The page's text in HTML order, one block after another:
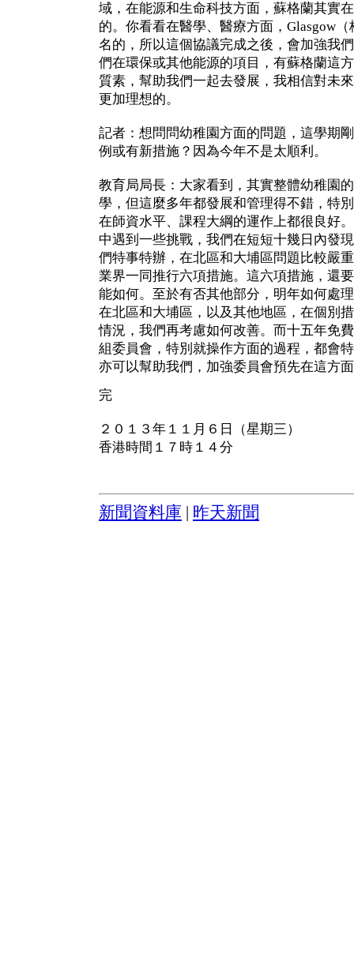
域，在能源和生命科技方面，蘇格蘭其實
的。你看看在醫學、醫療方面，Glasgow
名的，所以這個協議完成之後，會加強我
們在環保或其他能源的項目，有蘇格蘭這
質素，幫助我們一起去發展，我相信對未
更加理想的。
記者：想問問幼稚園方面的問題，這學期
例或有新措施？因為今年不是太順利。
教育局局長：大家看到，其實整體幼稚園
學，但這麼多年都發展和管理得不錯，特
在師資水平、課程大綱的運作上都很良好
中遇到一些挑戰，我們在短短十幾日內發
們特事特辦，在北區和大埔區問題比較嚴
業界一同推行六項措施。這六項措施，還
能如何。至於有否其他部分，明年如何處
在北區和大埔區，以及其他地區，在個別
情況，我們再考慮如何改善。而十五年免
組委員會，特別就操作方面的過程，都會
亦可以幫助我們，加強委員會預先在這方
完
２０１３年１１月６日（星期三）
香港時間１７時１４分
新聞資料庫 昨天新聞